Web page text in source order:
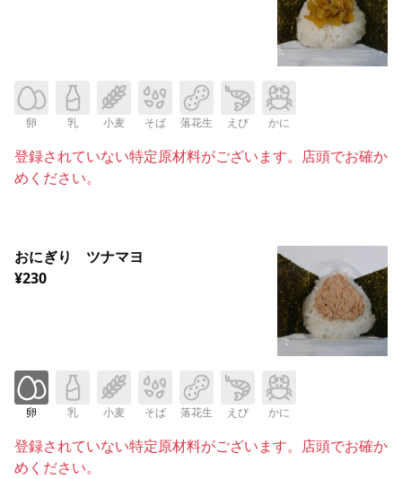
卵 乳 小麦 そば 落花生 えび かに
登録されていない特定原材料がございます。店頭でお確か
めください。
おにぎり ツナマヨ
¥230
卵 乳 小麦 そば 落花生 えび かに
登録されていない特定原材料がございます。店頭でお確か
めください。